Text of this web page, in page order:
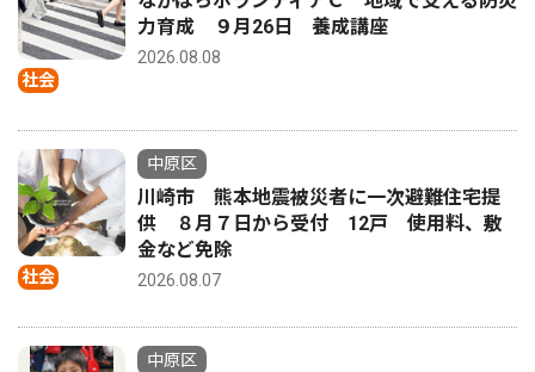
社会
力育成 ９月26日 養成講座
2026.08.08
社会
中原区
川崎市 熊本地震被災者に一次避難住宅提
供 ８月７日から受付 12戸 使用料、敷
金など免除
2026.08.07
中原区